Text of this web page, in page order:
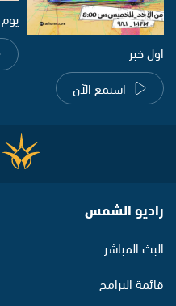
اول خبر
استمع الآن
راديو الشمس
البث المباشر
قائمة البرامج